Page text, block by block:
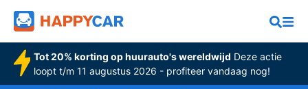
Tot 20% korting op huurauto's wereldwijd Deze actie
loopt t/m 11 augustus 2026 - profiteer vandaag nog!